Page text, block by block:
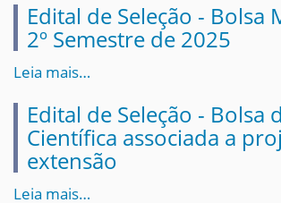
Edital de Seleção - Bolsa
2º Semestre de 2025
Leia mais…
Edital de Seleção - Bolsa
Científica associada a
extensão
Leia mais…